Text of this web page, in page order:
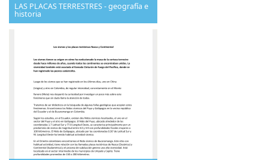
LAS PLACAS TERRESTRES - geografía e
historia